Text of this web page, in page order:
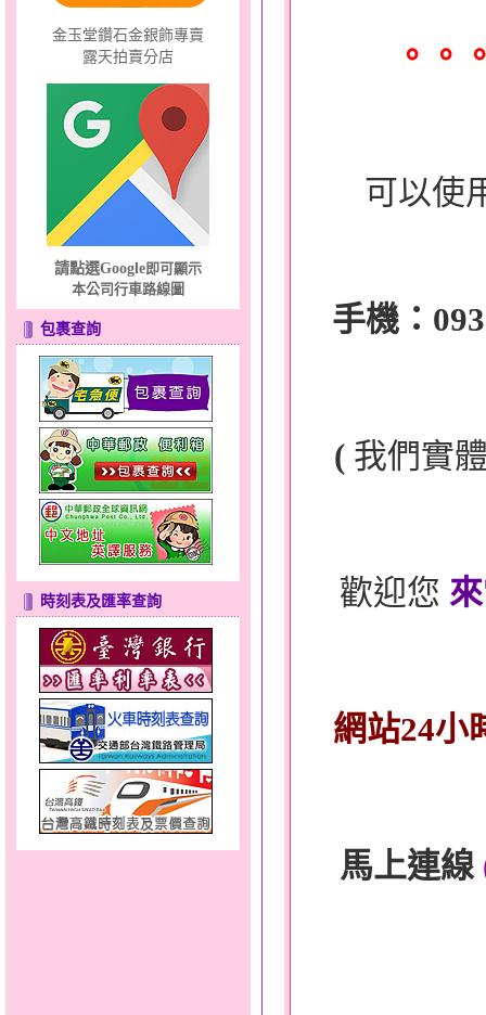
金玉堂鑽石金銀飾專賣
露天拍賣分店
請點選Google即可顯示
本公司行車路線圖
包裹查詢
時刻表及匯率查詢
。。
可以使
手機：
( 我們實
歡迎您
網站24小
馬上連線